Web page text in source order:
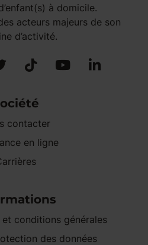
à domicile.
acteurs majeurs de son
d’activité.
contacter
en ligne
conditions générales
des données